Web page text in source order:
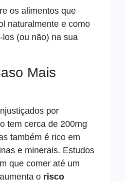
os alimentos que
naturalmente e como
(ou não) na sua
Mais
por
tem cerca de 200mg
também é rico em
e minerais. Estudos
que comer até um
o risco